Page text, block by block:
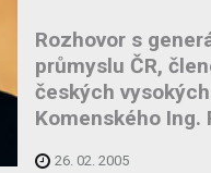
Rozhovor s
průmyslu ČR,
českých
Komenského Ing.
26. 02. 2005